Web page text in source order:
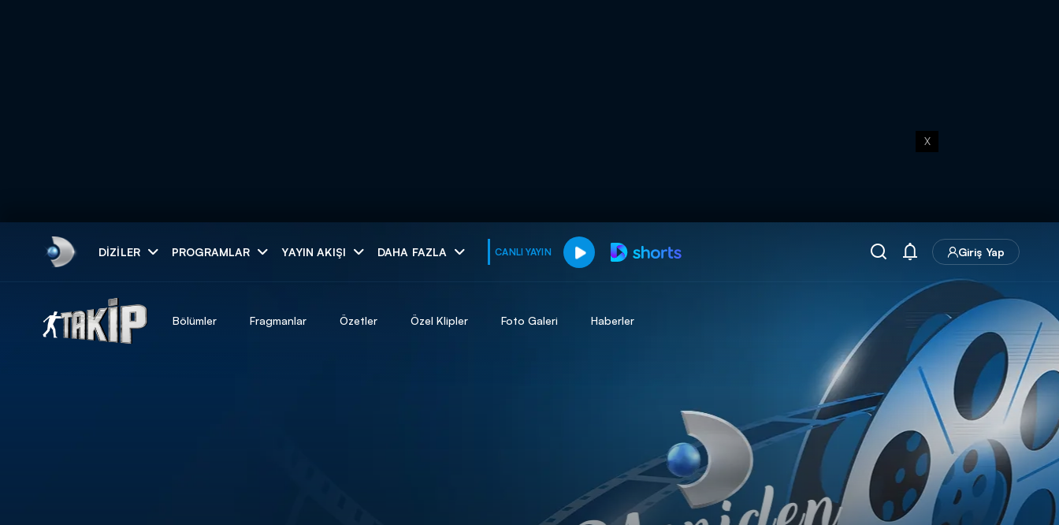
X
DIZILER PROGRAMLAR YAYIN AKIŞI DAHA FAZLA CANLI YAYIN Giriş Yap
muhteşem ikili
Bölümler Fragmanlar Özetler Özel Klipler Foto Galeri Haberler